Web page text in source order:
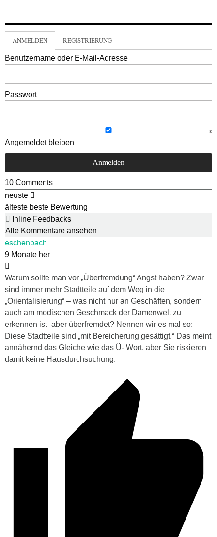
ANMELDEN REGISTRIERUNG
Benutzername oder E-Mail-Adresse
Passwort
Angemeldet bleiben
10 Comments
neuste
älteste beste Bewertung
Inline Feedbacks
Alle Kommentare ansehen
eschenbach
9 Monate her
Warum sollte man vor „Überfremdung“ Angst haben? Zwar
sind immer mehr Stadtteile auf dem Weg in die
„Orientalisierung“ – was nicht nur an Geschäften, sondern
auch am modischen Geschmack der Damenwelt zu
erkennen ist- aber überfremdet? Nennen wir es mal so:
Diese Stadtteile sind „mit Bereicherung gesättigt.“ Das meint
annähernd das Gleiche wie das Ü- Wort, aber Sie riskieren
damit keine Hausdurchsuchung.